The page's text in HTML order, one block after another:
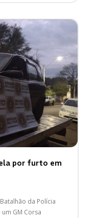
por furto em
da Polícia
GM Corsa